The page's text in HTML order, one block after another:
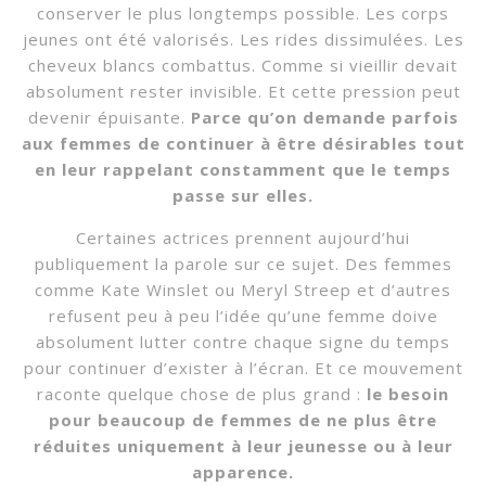
conserver le plus longtemps possible. Les corps
jeunes ont été valorisés. Les rides dissimulées. Les
cheveux blancs combattus. Comme si vieillir devait
absolument rester invisible. Et cette pression peut
devenir épuisante. Parce qu’on demande parfois
aux femmes de continuer à être désirables tout
en leur rappelant constamment que le temps
passe sur elles.
Certaines actrices prennent aujourd’hui
publiquement la parole sur ce sujet. Des femmes
comme Kate Winslet ou Meryl Streep et d’autres
refusent peu à peu l’idée qu’une femme doive
absolument lutter contre chaque signe du temps
pour continuer d’exister à l’écran. Et ce mouvement
raconte quelque chose de plus grand : le besoin
pour beaucoup de femmes de ne plus être
réduites uniquement à leur jeunesse ou à leur
apparence.